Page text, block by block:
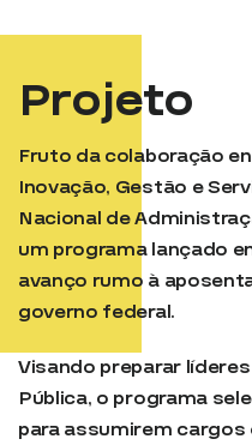
Projeto
Fruto da colaboração
Inovação, Gestão e
Nacional de
um programa lançado
avanço rumo à
governo federal.
Visando preparar
Pública, o programa
para assumirem